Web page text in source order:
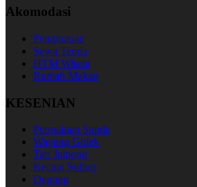
Akomodasi
Penginapan
Sewa Tenda
HTM Wisata
Rumah Makan
KESENIAN
Permainan Sunda
Wayang Golek
Tari Jaipong
Kecapi Suling
Degung